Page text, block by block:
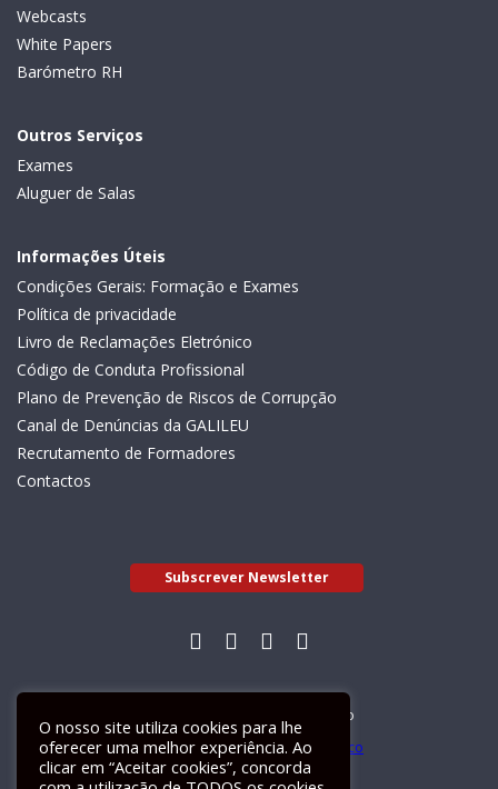
Webcasts
White Papers
Barómetro RH
Outros Serviços
Exames
Aluguer de Salas
Informações Úteis
Condições Gerais: Formação e Exames
Política de privacidade
Livro de Reclamações Eletrónico
Código de Conduta Profissional
Plano de Prevenção de Riscos de Corrupção
Canal de Denúncias da GALILEU
Recrutamento de Formadores
Contactos
Subscrever Newsletter
Livro de Reclamações Electrónico
O nosso site utiliza cookies para lhe
oferecer uma melhor experiência. Ao
clicar em “Aceitar cookies”, concorda